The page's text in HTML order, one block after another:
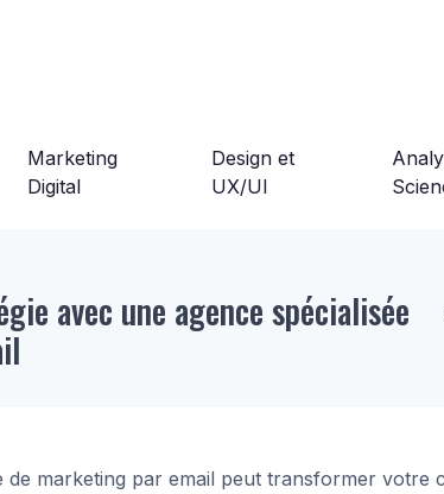
Marketing
Digital
Design et
UX/UI
avec une agence spécialisée
de marketing par email peut transformer votre